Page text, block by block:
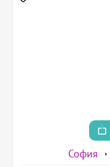
София